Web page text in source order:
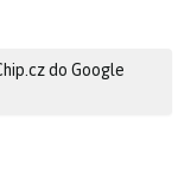
do Google